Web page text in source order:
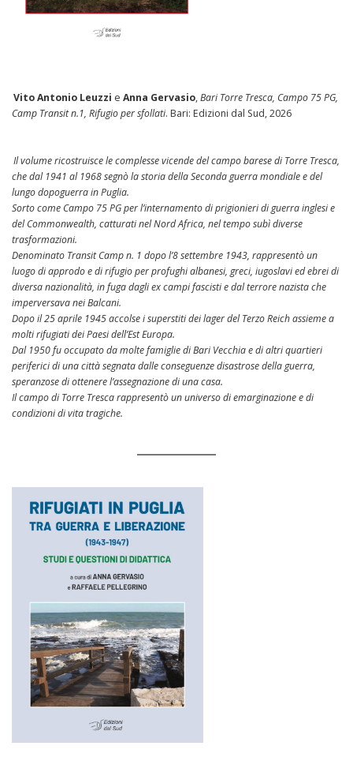
Vito Antonio Leuzzi eAnna Gervasio,Bari Torre Tresca, Campo 75 PG,
Camp Transit n.1, Rifugio per sfollati. Bari: Edizioni dal Sud, 2026
Il volume ricostruisce le complesse vicende del campo barese di Torre Tresca,
che dal 1941 al 1968 segnò la storia della Seconda guerra mondiale e del
lungo dopoguerra in Puglia.
Sorto come Campo 75 PG per l’internamento di prigionieri di guerra inglesi e
del Commonwealth, catturati nel Nord Africa, nel tempo subì diverse
trasformazioni.
Denominato Transit Camp n. 1 dopo l’8 settembre 1943, rappresentò un
luogo di approdo e di rifugio per profughi albanesi, greci, iugoslavi ed ebrei di
diversa nazionalità, in fuga dagli ex campi fascisti e dal terrore nazista che
imperversava nei Balcani.
Dopo il 25 aprile 1945 accolse i superstiti dei lager del Terzo Reich assieme a
molti rifugiati dei Paesi dell’Est Europa.
Dal 1950 fu occupato da molte famiglie di Bari Vecchia e di altri quartieri
periferici di una città segnata dalle conseguenze disastrose della guerra,
speranzose di ottenere l’assegnazione di una casa.
Il campo di Torre Tresca rappresentò un universo di emarginazione e di
condizioni di vita tragiche.